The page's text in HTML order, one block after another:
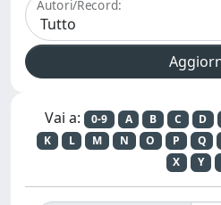
Autori/Record:
Vai a: 0-9 A B C D
K
L M N O P Q
X
Y